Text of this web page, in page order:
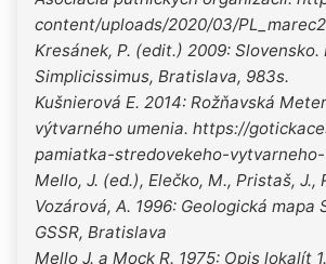
content/uploads/2020/03/
Kresánek, P. (edit.) 2009:
Simplicissimus, Bratislava, 983s.
Kušnierová E. 2014: Rožňavská
výtvarného umenia. https://
pamiatka-stredovekeho-
Mello, J. (ed.), Elečko, M., Pristaš, J.,
Vozárová, A. 1996: Geologická
GSSR, Bratislava
Mello J. a Mock R. 1975: Opis